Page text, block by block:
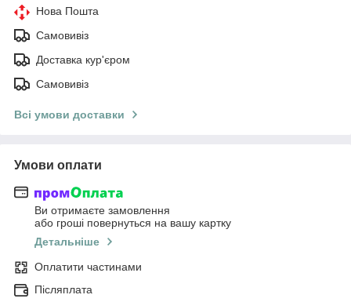
Нова Пошта
Самовивіз
Доставка кур'єром
Самовивіз
Всі умови доставки
Умови оплати
Ви отримаєте замовлення
або гроші повернуться на вашу картку
Детальніше
Оплатити частинами
Післяплата